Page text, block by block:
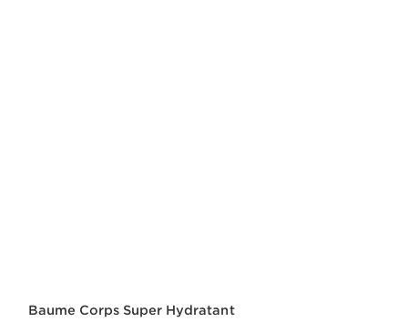
Baume Corps Super Hydratant